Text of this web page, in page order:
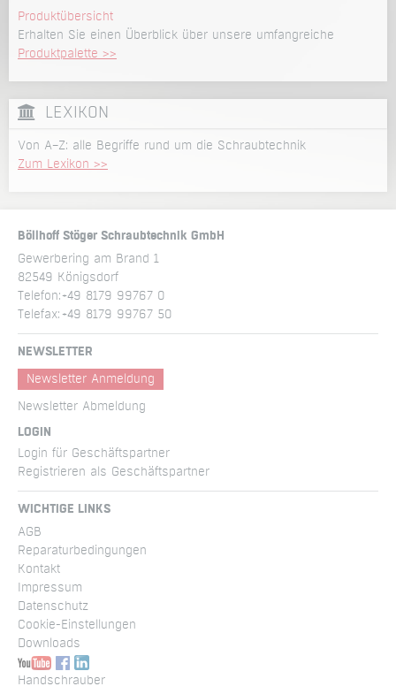
Produktübersicht
Erhalten Sie einen Überblick über unsere umfangreiche
Produktpalette >>
LEXIKON
Von A–Z: alle Begriffe rund um die Schraubtechnik
Zum Lexikon >>
Böllhoff Stöger Schraubtechnik GmbH
Gewerbering am Brand 1
82549 Königsdorf
Telefon:+49 8179 99767 0
Telefax:+49 8179 99767 50
NEWSLETTER
Newsletter Anmeldung
Newsletter Abmeldung
LOGIN
Login für Geschäftspartner
Registrieren als Geschäftspartner
WICHTIGE LINKS
AGB
Reparatur­bedingungen
Kontakt
Impressum
Datenschutz
Cookie-Einstellungen
Downloads
Handschrauber